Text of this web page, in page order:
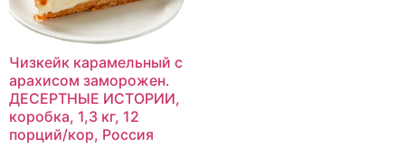
Чизкейк карамельный с
арахисом заморожен.
ДЕСЕРТНЫЕ ИСТОРИИ,
коробка, 1,3 кг, 12
порций/кор, Россия